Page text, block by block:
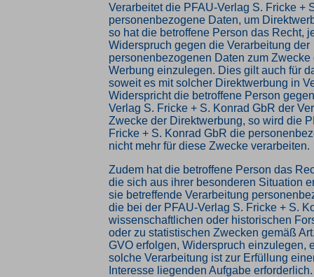
Verarbeitet die PFAU-Verlag S. Fricke +
personenbezogene Daten, um
so hat die betroffene Person das Recht,
Widerspruch gegen die Verarbeitung der
personenbezogenen Daten zum Zwecke
Werbung einzulegen. Dies gilt auch für
soweit es mit solcher Direktwerbung in
Widerspricht die betroffene Person
Verlag S. Fricke + S. Konrad GbR der
Zwecke der Direktwerbung, so wird die
Fricke + S. Konrad GbR die
nicht mehr für diese Zwecke verarbeiten.
Zudem hat die betroffene Person das
die sich aus ihrer besonderen Situation
sie betreffende Verarbeitung
die bei der PFAU-Verlag S. Fricke + S.
wissenschaftlichen oder historischen
oder zu statistischen Zwecken gemäß
GVO erfolgen, Widerspruch einzulegen,
solche Verarbeitung ist zur Erfüllung
Interesse liegenden Aufgabe erforderlich.